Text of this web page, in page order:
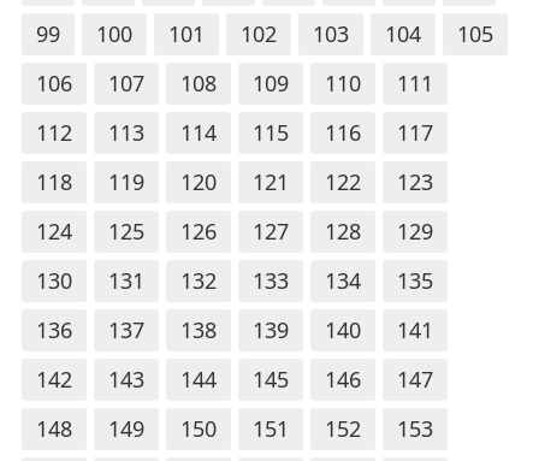
99
100 101 102 103 104
105
106
107 108 109 110
111
112
113 114 115 116
117
118
119 120 121 122
123
124
125 126 127 128
129
130
131 132 133 134
135
136
137 138 139 140
141
142
143 144 145 146
147
148
149 150 151 152
153